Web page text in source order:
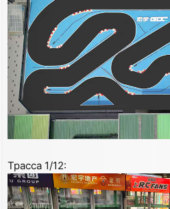
Трасса 1/12: